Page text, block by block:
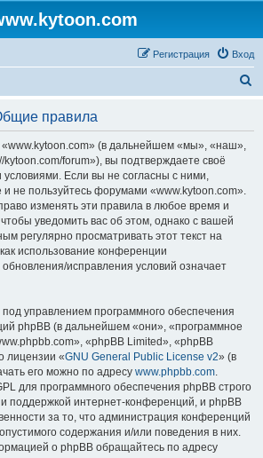
Вход
Регистрация
правила
(в дальнейшем «мы», «наш»,
kytoon.com/forum»), вы подтверждаете своё
Если вы не согласны с ними,
и не пользуйтесь форумами «www.kytoon.com».
изменять эти правила в любое время и
уведомить вас об этом, однако с вашей
регулярно просматривать этот текст на
использование конференции
исправления условий означает
управлением программного обеспечения
phpBB (в дальнейшем «они», «программное
«phpBB Limited», «phpBB
лицензии «GNU General Public License v2» (в
его можно по адресу www.phpbb.com.
для программного обеспечения phpBB строго
поддержкой интернет-конференций, и phpBB
за то, что администрация конференций
содержания и/или поведения в них.
о phpBB обращайтесь по адресу